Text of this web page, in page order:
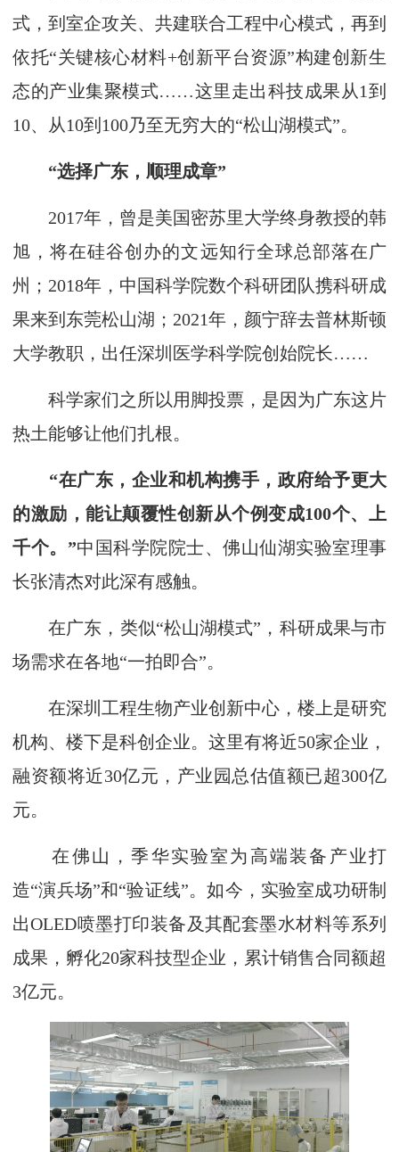
式，到室企攻关、共建联合工程中心模式，再到
依托“关键核心材料+创新平台资源”构建创新生
态的产业集聚模式……这里走出科技成果从1到
10、从10到100乃至无穷大的“松山湖模式”。
“选择广东，顺理成章”
2017年，曾是美国密苏里大学终身教授的韩
旭，将在硅谷创办的文远知行全球总部落在广
州；2018年，中国科学院数个科研团队携科研成
果来到东莞松山湖；2021年，颜宁辞去普林斯顿
大学教职，出任深圳医学科学院创始院长……
科学家们之所以用脚投票，是因为广东这片
热土能够让他们扎根。
“在广东，企业和机构携手，政府给予更大
的激励，能让颠覆性创新从个例变成100个、上
千个。”中国科学院院士、佛山仙湖实验室理事
长张清杰对此深有感触。
在广东，类似“松山湖模式”，科研成果与市
场需求在各地“一拍即合”。
在深圳工程生物产业创新中心，楼上是研究
机构、楼下是科创企业。这里有将近50家企业，
融资额将近30亿元，产业园总估值额已超300亿
元。
在佛山，季华实验室为高端装备产业打
造“演兵场”和“验证线”。如今，实验室成功研制
出OLED喷墨打印装备及其配套墨水材料等系列
成果，孵化20家科技型企业，累计销售合同额超
3亿元。